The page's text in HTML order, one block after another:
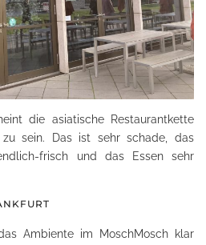
die asiatische Restaurantkette
sein. Das ist sehr schade, das
frisch und das Essen sehr
Ambiente im MoschMosch klar